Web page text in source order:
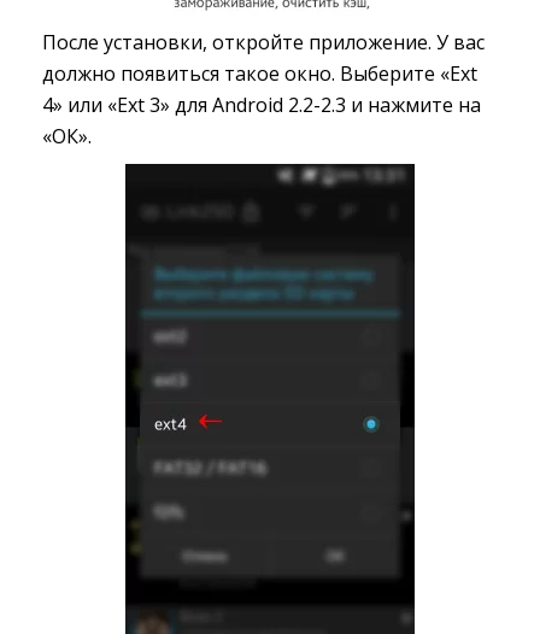
После установки, откройте приложение. У вас
должно появиться такое окно. Выберите «Ext
4» или «Ext 3» для Android 2.2-2.3 и нажмите на
«ОК».